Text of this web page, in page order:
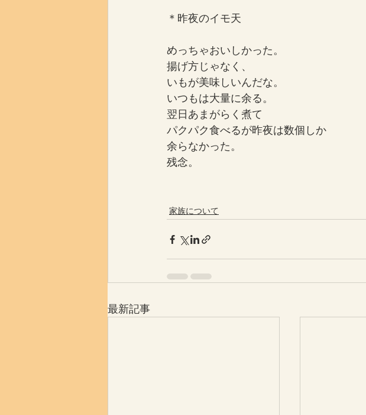
＊昨夜のイモ天
めっちゃおいしかった。
揚げ方じゃなく、
いもが美味しいんだな。
いつもは大量に余る。
翌日あまがらく煮て
パクパク食べるが昨夜は数個しか
余らなかった。
残念。
家族について
最新記事